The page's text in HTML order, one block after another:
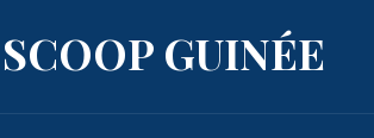
SCOOP GUINÉE